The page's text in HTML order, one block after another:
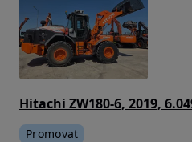
Promovat